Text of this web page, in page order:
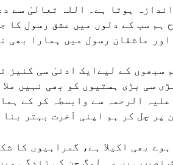
ہوتا ہے۔ اللہ تعالیٰ سے
ہم سب کے دلوں میں عشق رسول کا
اور عاشقان رسول میں ہمارا بھی
سبھوں کے لیےایک ادنیٰ سی کنیز
سی بڑی ہستیوں کو بھی نہیں
الرحمہ سے وابسطہ کر کے
پر چل کر ہم اپنی آخرت بہتر بنا
بھی اکیلا ہے، گمراہیوں کا
نصیب ہیں وہ لوگ جن کی زندگی